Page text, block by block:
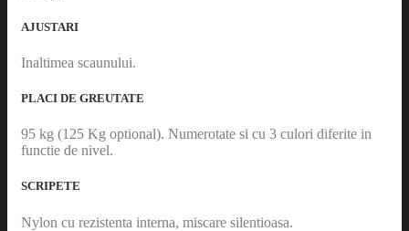
AJUSTARI
Inaltimea scaunului.
PLACI DE GREUTATE
95 kg (125 Kg optional). Numerotate si cu 3 culori diferite in
functie de nivel.
SCRIPETE
Nylon cu rezistenta interna, miscare silentioasa.